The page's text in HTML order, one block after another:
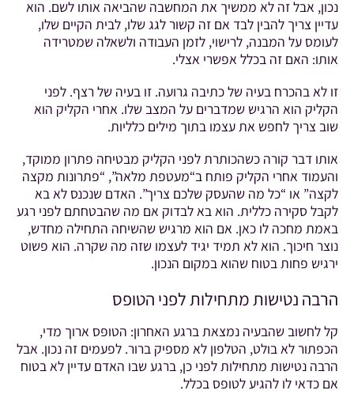
נכון, אבל זה לא ממשיך את המחשבה שהביאה אותו לשם. הוא
עדיין צריך להבין לבד אם זה קשור לגג שלו, לבית הקיים שלו,
לעומס על המבנה, לרישוי, לזמן העבודה ולשאלה שמטרידה
אותו: האם זה בכלל אפשרי אצלי.
זו לא בהכרח בעיה של כתיבה גרועה. זו בעיה של רצף. לפני
הקליק הוא הרגיש שמדברים על המצב שלו. אחרי הקליק הוא
שוב צריך לחפש את עצמו בתוך מילים כלליות.
אותו דבר קורה כשהכותרת לפני הקליק מבטיחה פתרון ממוקד,
והעמוד אחרי הקליק פותח ב“מעטפת מלאה”, “פתרונות מקצה
לקצה” או “כל מה שהעסק שלכם צריך”. האדם שנכנס לא בא
לקבל סקירה כללית. הוא בא לבדוק אם מה שהבטחתם לפני רגע
באמת מחכה לו כאן. אם הוא מרגיש שהשיחה התחילה מחדש,
נוצר חיכוך. הוא לא תמיד יגיד לעצמו שזה מה שקרה. הוא פשוט
ירגיש פחות בטוח שהוא במקום הנכון.
הרבה נטישות מתחילות לפני הטופס
קל לחשוב שהבעיה נמצאת ברגע האחרון: הטופס ארוך מדי,
הכפתור לא בולט, הטלפון לא מספיק ברור. לפעמים זה נכון. אבל
הרבה נטישות מתחילות לפני כן, ברגע שבו האדם עדיין לא בטוח
אם כדאי לו להגיע לטופס בכלל.